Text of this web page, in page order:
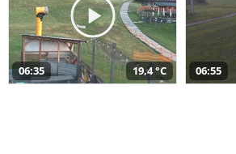
06:35 19,4 °C 06:55